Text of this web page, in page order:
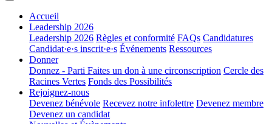
Accueil
Leadership 2026
Leadership 2026 Règles et conformité FAQs Candidatures
Candidat·e·s inscrit·e·s Événements Ressources
Donner
Donnez - Parti Faites un don à une circonscription Cercle des
Racines Vertes Fonds des Possibilités
Rejoignez-nous
Devenez bénévole Recevez notre infolettre Devenez membre
Devenez un candidat